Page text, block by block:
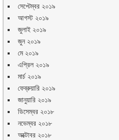
সেপ্টেম্বর ২০১৯
আগস্ট ২০১৯
জুলাই ২০১৯
জুন ২০১৯
মে ২০১৯
এপ্রিল ২০১৯
মার্চ ২০১৯
ফেব্রুয়ারি ২০১৯
জানুয়ারি ২০১৯
ডিসেম্বর ২০১৮
নভেম্বর ২০১৮
অক্টোবর ২০১৮